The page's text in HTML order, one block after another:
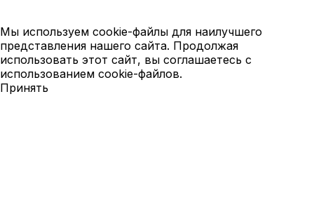
Мы используем cookie-файлы для наилучшего
представления нашего сайта. Продолжая
использовать этот сайт, вы соглашаетесь с
использованием cookie-файлов.
Принять